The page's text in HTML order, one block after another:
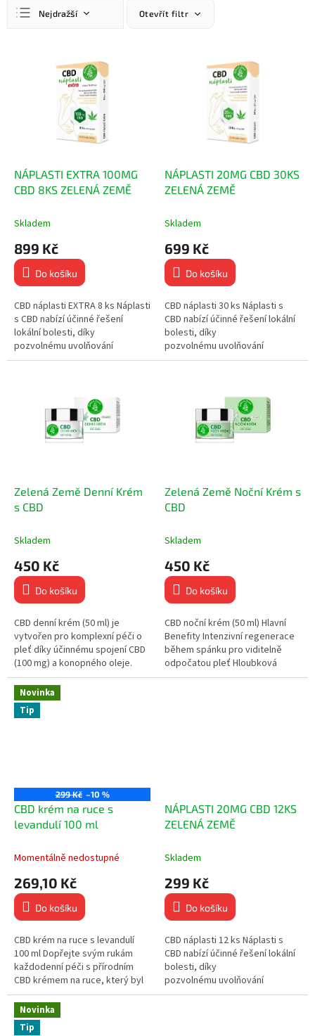
Nejdražší
Nejprodávanější
Abecedně
Otevřít filtr
NÁPLASTI EXTRA 100MG
CBD 8KS ZELENÁ ZEMĚ
Skladem
899 Kč
Do košíku
CBD náplasti EXTRA 8 ks Náplasti
s CBD nabízí účinné řešení
lokální bolesti, díky
pozvolnému uvolňování
CBD přímo do těla. Jsou
NÁPLASTI 20MG CBD 30KS
ZELENÁ ZEMĚ
Skladem
699 Kč
Do košíku
CBD náplasti 30 ks Náplasti s
CBD nabízí účinné řešení lokální
bolesti, díky
pozvolnému uvolňování
CBD přímo do těla. Jsou
Zelená Země Denní Krém
s CBD
Skladem
450 Kč
Do košíku
CBD denní krém (50 ml) je
vytvořen pro komplexní péči o
pleť díky účinnému spojení CBD
(100 mg) a konopného oleje.
Hlavní Benefity Intenzivní
hydratace pro svěží a...
Zelená Země Noční Krém s
CBD
Skladem
450 Kč
Do košíku
CBD noční krém (50 ml) Hlavní
Benefity Intenzivní regenerace
během spánku pro viditelně
odpočatou pleť Hloubková
hydratace, která podporuje
Novinka
Tip
299 Kč –10 %
CBD krém na ruce s
levandulí 100 ml
Momentálně nedostupné
269,10 Kč
Do košíku
CBD krém na ruce s levandulí
100 ml Dopřejte svým rukám
každodenní péči s přírodním
CBD krémem na ruce, který byl
vyvinut pro intenzivní hydrataci,
výživu a regeneraci suché,...
NÁPLASTI 20MG CBD 12KS
ZELENÁ ZEMĚ
Skladem
299 Kč
Do košíku
CBD náplasti 12 ks Náplasti s
CBD nabízí účinné řešení lokální
bolesti, díky
pozvolnému uvolňování
CBD přímo do těla. Jsou
Novinka
Tip